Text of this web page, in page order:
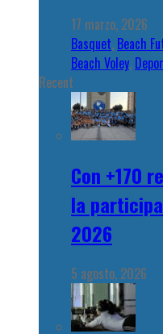
17 marzo, 2026
Basquet, Beach
Beach Voley,
Recent
Con +170
la
2026
5 agosto, 2026